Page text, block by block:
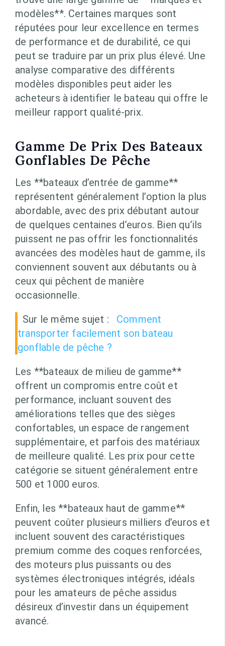
modèles**. Certaines marques sont
réputées pour leur excellence en termes
de performance et de durabilité, ce qui
peut se traduire par un prix plus élevé. Une
analyse comparative des différents
modèles disponibles peut aider les
acheteurs à identifier le bateau qui offre le
meilleur rapport qualité-prix.
Gamme De Prix Des Bateaux
Gonflables De Pêche
Les **bateaux d’entrée de gamme**
représentent généralement l’option la plus
abordable, avec des prix débutant autour
de quelques centaines d’euros. Bien qu’ils
puissent ne pas offrir les fonctionnalités
avancées des modèles haut de gamme, ils
conviennent souvent aux débutants ou à
ceux qui pêchent de manière
occasionnelle.
Sur le même sujet :
Comment
transporter facilement son bateau
gonflable de pêche ?
Les **bateaux de milieu de gamme**
offrent un compromis entre coût et
performance, incluant souvent des
améliorations telles que des sièges
confortables, un espace de rangement
supplémentaire, et parfois des matériaux
de meilleure qualité. Les prix pour cette
catégorie se situent généralement entre
500 et 1000 euros.
Enfin, les **bateaux haut de gamme**
peuvent coûter plusieurs milliers d’euros et
incluent souvent des caractéristiques
premium comme des coques renforcées,
des moteurs plus puissants ou des
systèmes électroniques intégrés, idéals
pour les amateurs de pêche assidus
désireux d’investir dans un équipement
avancé.